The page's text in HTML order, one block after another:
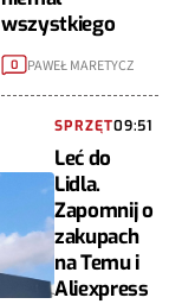
wszystkiego
0 PAWEŁ MARETYCZ
SPRZĘT09:51
Leć do
Lidla.
Zapomnij o
zakupach
na Temu i
Aliexpress